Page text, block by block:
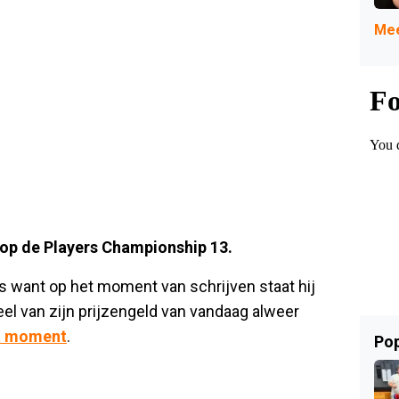
de Players Championship 13.
want op het moment van schrijven staat hij
van zijn prijzengeld van vandaag alweer
moment.